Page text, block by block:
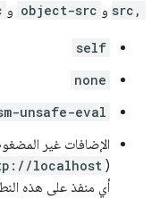
src, و object-src و
self
none
unsafe-eval
(
localhost
أي منفذ على هذه